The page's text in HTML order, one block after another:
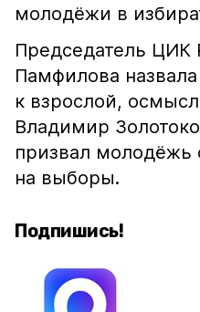
молодёжи в
Председатель ЦИК
Памфилова
к взрослой,
Владимир
призвал молодёжь
на выборы.
Подпишись!